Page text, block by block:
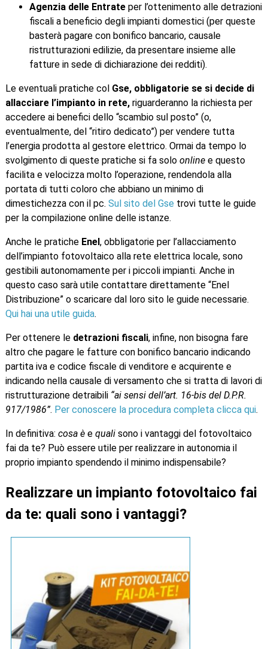
Agenzia delle Entrateper l’ottenimento alle detrazioni
fiscali a beneficio degli impianti domestici (per queste
basterà pagare con bonifico bancario, causale
ristrutturazioni edilizie, da presentare insieme alle
fatture in sede di dichiarazione dei redditi).
Le eventuali pratiche col Gse, obbligatorie se si decide di
allacciare l’impianto in rete,riguarderanno la richiesta per
accedere ai benefici dello “scambio sul posto” (o,
eventualmente, del “ritiro dedicato”) per vendere tutta
l’energia prodotta al gestore elettrico. Ormai da tempo lo
svolgimento di queste pratiche si fa solo onlinee questo
facilita e velocizza molto l’operazione, rendendola alla
portata di tutti coloro che abbiano un minimo di
dimestichezza con il pc. Sul sito del Gse trovi tutte le guide
per la compilazione online delle istanze.
Anche le pratiche Enel, obbligatorie per l’allacciamento
dell’impianto fotovoltaico alla rete elettrica locale, sono
gestibili autonomamente per i piccoli impianti. Anche in
questo caso sarà utile contattare direttamente “Enel
Distribuzione” o scaricare dal loro sito le guide necessarie.
Qui hai una utile guida.
Per ottenere le detrazioni fiscali, infine, non bisogna fare
altro che pagare le fatture con bonifico bancario indicando
partita iva e codice fiscale di venditore e acquirente e
indicando nella causale di versamento che si tratta di lavori di
ristrutturazione detraibili “ai sensi dell’art. 16-bis del D.P.R.
917/1986”. Per conoscere la procedura completa clicca qui.
In definitiva: cosa èe qualisono i vantaggi del fotovoltaico
fai da te? Può essere utile per realizzare in autonomia il
proprio impianto spendendo il minimo indispensabile?
Realizzare un impianto fotovoltaico fai
da te: quali sono i vantaggi?